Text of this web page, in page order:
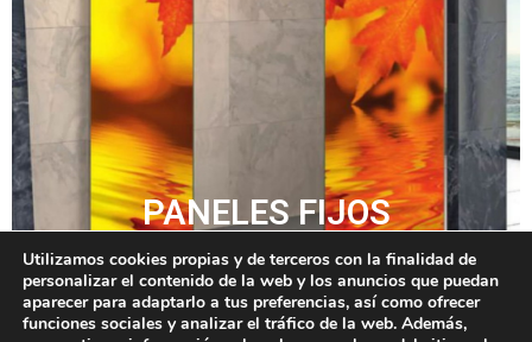
PANELES FIJOS
Información
Utilizamos cookies propias y de terceros con la finalidad de
personalizar el contenido de la web y los anuncios que puedan
aparecer para adaptarlo a tus preferencias, así como ofrecer
funciones sociales y analizar el tráfico de la web. Además,